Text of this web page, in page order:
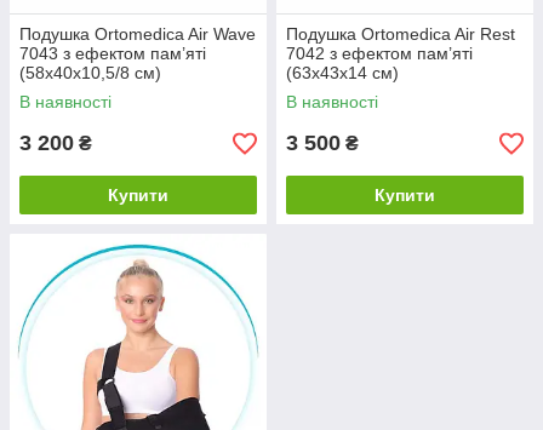
Подушка Ortomedica Air Wave
7043 з ефектом пам’яті
(58х40х10,5/8 см)
В наявності
3 200 ₴
Купити
Подушка Ortomedica Air Rest
7042 з ефектом пам’яті
(63х43х14 см)
В наявності
3 500 ₴
Купити